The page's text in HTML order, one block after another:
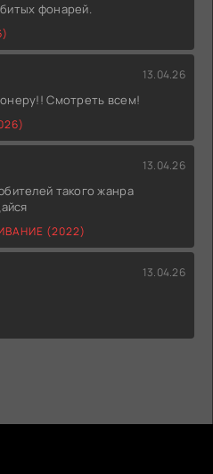
фонарей.
13.04.26
Смотреть всем!
13.04.26
такого жанра
(2022)
13.04.26